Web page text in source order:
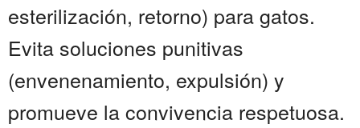
esterilización, retorno) para gatos.
Evita soluciones punitivas
(envenenamiento, expulsión) y
promueve la convivencia respetuosa.